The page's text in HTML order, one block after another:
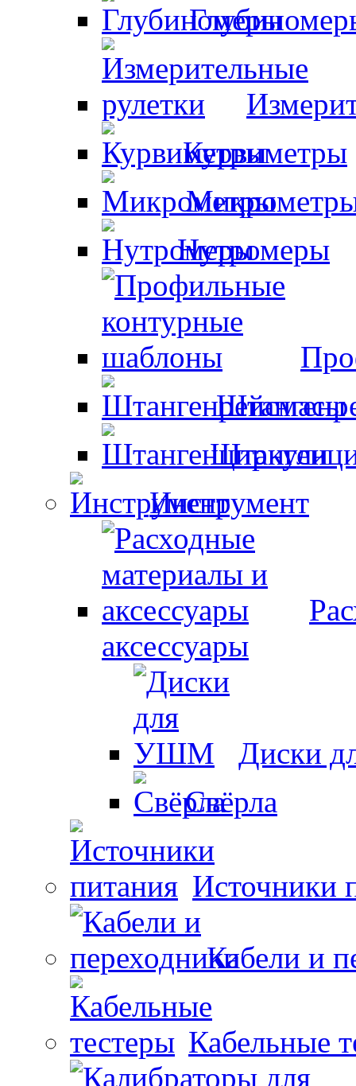
Курвиметры
Нутромеры
Инструмент
аксессуары
Диски
Свёрла
Источники
Кабели и
Кабельные